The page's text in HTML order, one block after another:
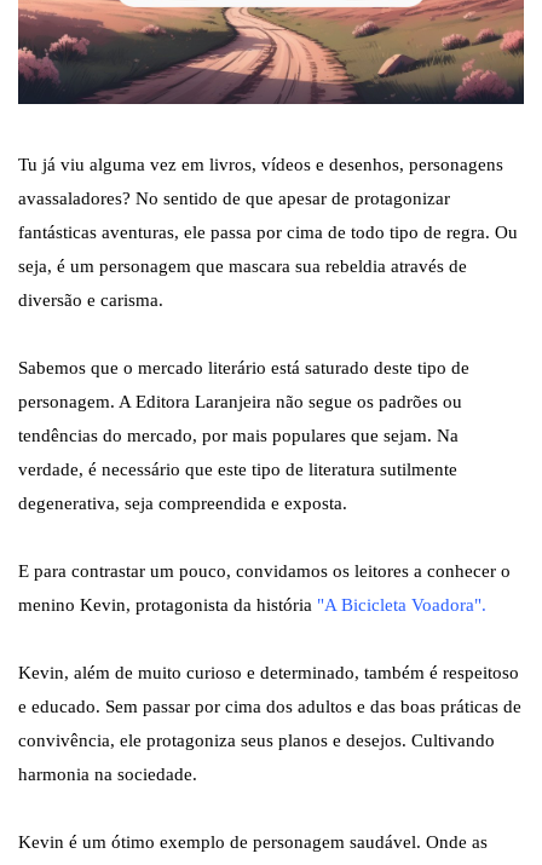
Tu já viu alguma vez em livros, vídeos e desenhos, personagens
avassaladores? No sentido de que apesar de protagonizar
fantásticas aventuras, ele passa por cima de todo tipo de regra. Ou
seja, é um personagem que mascara sua rebeldia através de
diversão e carisma.
Sabemos que o mercado literário está saturado deste tipo de
personagem. A Editora Laranjeira não segue os padrões ou
tendências do mercado, por mais populares que sejam. Na
verdade, é necessário que este tipo de literatura sutilmente
degenerativa, seja compreendida e exposta.
E para contrastar um pouco, convidamos os leitores a conhecer o
menino Kevin, protagonista da história "A Bicicleta Voadora".
Kevin, além de muito curioso e determinado, também é respeitoso
e educado. Sem passar por cima dos adultos e das boas práticas de
convivência, ele protagoniza seus planos e desejos. Cultivando
harmonia na sociedade.
Kevin é um ótimo exemplo de personagem saudável. Onde as